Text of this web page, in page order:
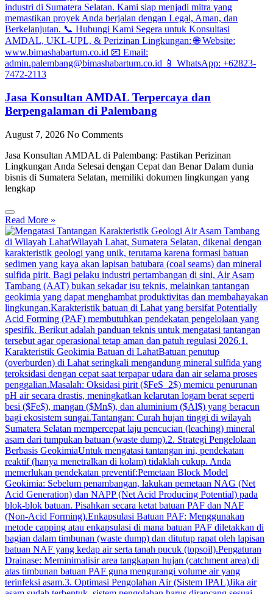
Jasa Konsultan AMDAL Terpercaya dan
Berpengalaman di Palembang
August 7, 2026 No Comments
Jasa Konsultan AMDAL di Palembang: Pastikan Perizinan
Lingkungan Anda Selesai dengan Cepat dan Benar Dalam dunia
bisnis di Sumatera Selatan, memiliki dokumen lingkungan yang
lengkap
Read More »